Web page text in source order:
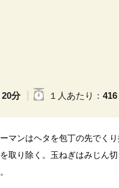
20分 １人 あたり ：
マンはヘタを包丁の先でくり
取り除く。玉ねぎはみじん